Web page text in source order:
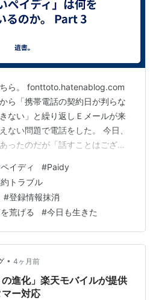
ら。 fonttoto.hatenablog.com
ら「携帯電話の契約日が判らな
ない」と繰り返しＥメールが来
ない問題で電話をした。 今日、
ったのだが「話すことはござい
て、そちらから終了って… で、
応じるということでしょう
から以上で終了です」と言う。
ているんです」と言ったら「お
らせていただきます」とのこ
…
ペイディ #Paidy
トラブル
#登録情報抹消
荒げる #今日も生きた
• 4ヶ月前
の進化」楽天モバイルが提供
ー対応